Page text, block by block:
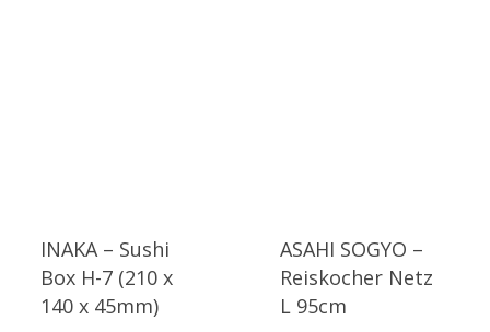
INAKA – Sushi
Box H-7 (210 x
140 x 45mm)
ASAHI SOGYO –
Reiskocher Netz
L 95cm